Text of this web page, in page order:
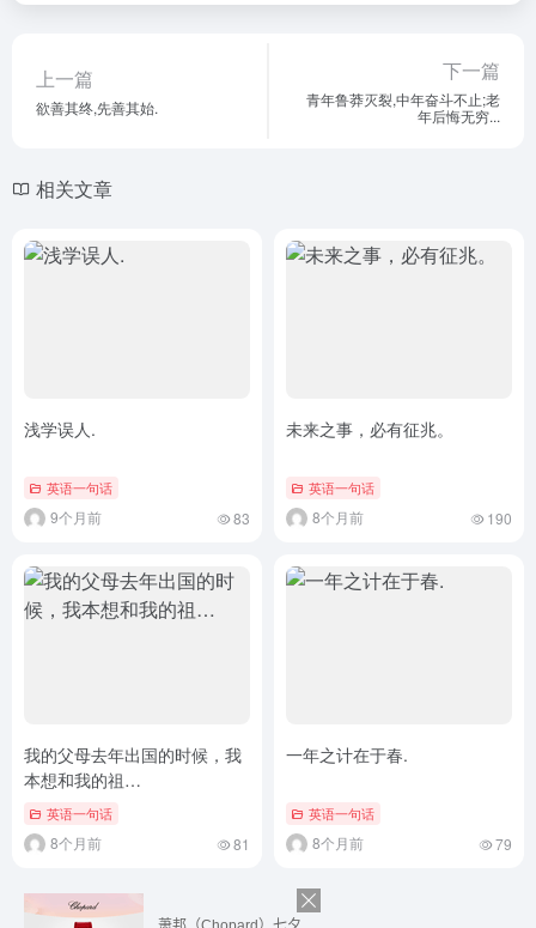
上一篇
欲善其终,先善其始.
下一篇
青年鲁莽灭裂,中年奋斗不止;老
年后悔无穷...
相关文章
浅学误人.
英语一句话
9个月前 83
未来之事，必有征兆。
英语一句话
8个月前 190
我的父母去年出国的时候，我
本想和我的祖…
英语一句话
8个月前 81
一年之计在于春.
英语一句话
8个月前 79